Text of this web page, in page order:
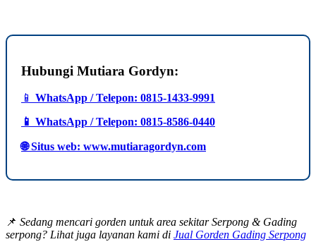
Hubungi Mutiara Gordyn:
📱 WhatsApp / Telepon: 0815-1433-9991
📱 WhatsApp / Telepon: 0815-8586-0440
🌐 Situs web: www.mutiaragordyn.com
📌 Sedang mencari gorden untuk area sekitar Serpong & Gading
serpong? Lihat juga layanan kami di Jual Gorden Gading Serpong